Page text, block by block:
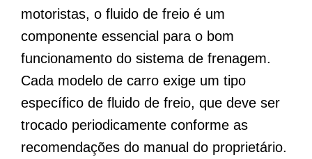
motoristas, o fluido de freio é um
componente essencial para o bom
funcionamento do sistema de frenagem.
Cada modelo de carro exige um tipo
específico de fluido de freio, que deve ser
trocado periodicamente conforme as
recomendações do manual do proprietário.